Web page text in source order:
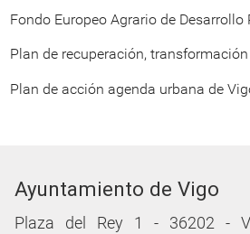
Fondo Europeo Agrario de Desarrollo
Plan de recuperación,
Plan de acción agenda urbana de
Ayuntamiento de Vigo
Plaza del Rey 1 - 36202 -